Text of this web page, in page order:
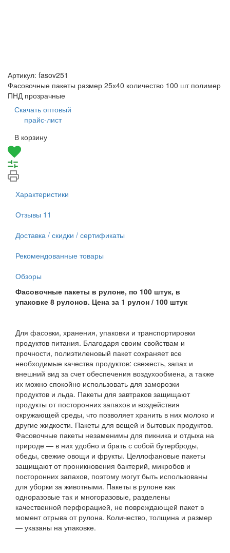
Артикул: fasov251
Фасовочные пакеты размер 25х40 количество 100 шт полимер
ПНД прозрачные
Скачать оптовый
прайс-лист
В корзину
Характеристики
Отзывы 11
Доставка / скидки / сертификаты
Рекомендованные товары
Обзоры
Фасовочные пакеты в рулоне, по 100 штук, в
упаковке 8 рулонов. Цена за 1 рулон / 100 штук
Для фасовки, хранения, упаковки и транспортировки
продуктов питания. Благодаря своим свойствам и
прочности, полиэтиленовый пакет сохраняет все
необходимые качества продуктов: свежесть, запах и
внешний вид за счет обеспечения воздухообмена, а также
их можно спокойно использовать для заморозки
продуктов и льда. Пакеты для завтраков защищают
продукты от посторонних запахов и воздействия
окружающей среды, что позволяет хранить в них молоко и
другие жидкости. Пакеты для вещей и бытовых продуктов.
Фасовочные пакеты незаменимы для пикника и отдыха на
природе — в них удобно и брать с собой бутерброды,
обеды, свежие овощи и фрукты. Целлофановые пакеты
защищают от проникновения бактерий, микробов и
посторонних запахов, поэтому могут быть использованы
для уборки за животными. Пакеты в рулоне как
одноразовые так и многоразовые, разделены
качественной перфорацией, не повреждающей пакет в
момент отрыва от рулона. Количество, толщина и размер
— указаны на упаковке.